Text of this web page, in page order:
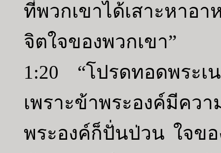
ที่พวกเขาได้เสาะหาอา
จิตใจของพวกเขา”
1:20 “โปรดทอดพระ
เพราะข้าพระองค์มี
พระองค์ก็ปั่นป่วน ใจข